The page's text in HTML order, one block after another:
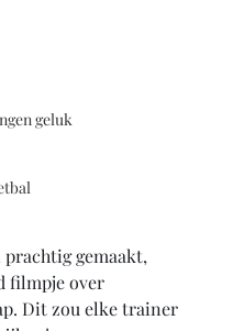
geluk
prachtig gemaakt,
filmpje over
Dit zou elke trainer